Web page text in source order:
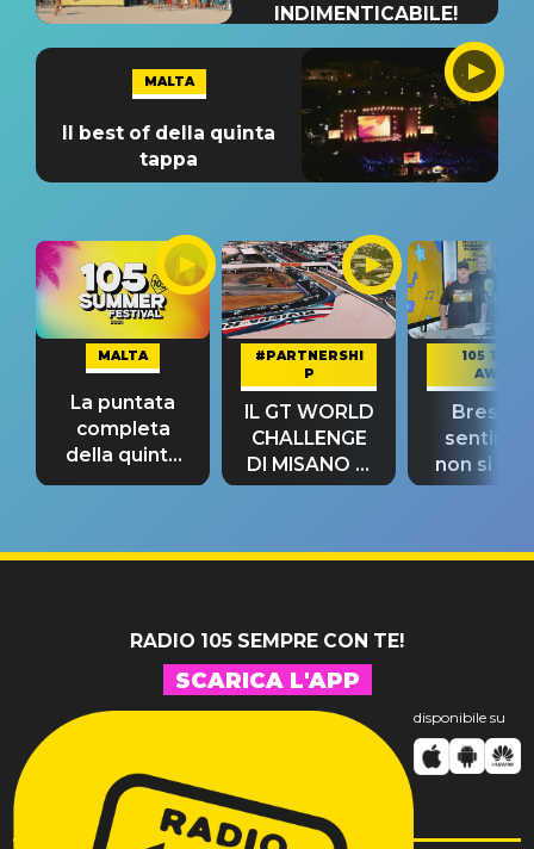
INDIMENTICABILE!
MALTA
Il best of della quinta
tappa
MALTA
La puntata
completa
della quinta
tappa
#PARTNERSHI
P
IL GT WORLD
CHALLENGE
DI MISANO si
riconferma
105 TAKE
AWAY
Bresh:
non si
fino alla
RADIO 105 SEMPRE CON TE!
SCARICA L'APP
disponibile su